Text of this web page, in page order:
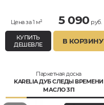
Цена за 1 м² 5 090 руб.
КУПИТЬ
ДЕШЕВЛЕ
В КОРЗИНУ
Паркетная доска
KARELIA ДУБ СЛЕДЫ ВРЕМЕНИ
МАСЛО 3П